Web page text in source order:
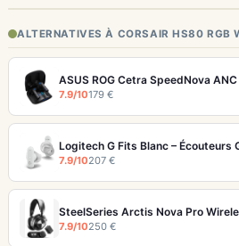
ALTERNATIVES À CORSAIR HS80 RGB
7.9/10179 €
7.9/10207 €
7.9/10250 €